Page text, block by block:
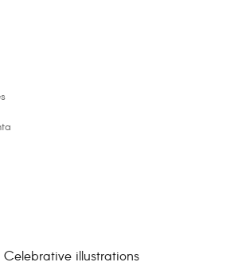
illustrations